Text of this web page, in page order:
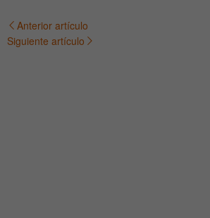
Navegación
Anterior artículo
Siguiente artículo